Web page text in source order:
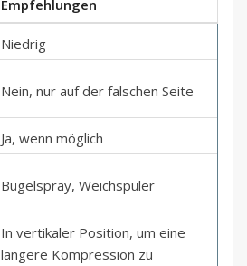
Empfehlungen
Niedrig
Nein, nur auf der falschen Seite
Ja, wenn möglich
Bügelspray, Weichspüler
In vertikaler Position, um eine
längere Kompression zu